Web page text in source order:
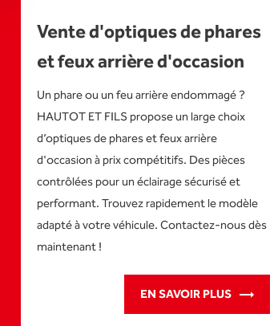
Vente d'optiques de phares
et feux arrière d'occasion
Un phare ou un feu arrière endommagé ?
HAUTOT ET FILS propose un large choix
d’optiques de phares et feux arrière
d'occasion à prix compétitifs. Des pièces
contrôlées pour un éclairage sécurisé et
performant. Trouvez rapidement le modèle
adapté à votre véhicule. Contactez-nous dès
maintenant !
EN SAVOIR PLUS